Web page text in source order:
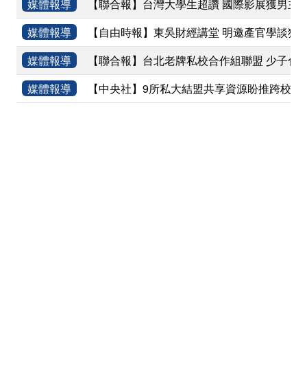
媒體報導
【聯合報】台灣大學生超讚 國際影展獲男
媒體報導
【自由時報】東吳財經講堂 明邀產官學談獨
媒體報導
【聯合報】台北老牌私校合作組聯盟 少子化
媒體報導
【中央社】9所私大結盟共享資源盼推跨校